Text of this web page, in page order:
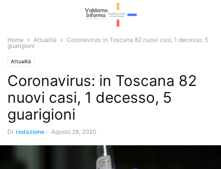
Home Attualità
Coronavirus: in Toscana 82 nuovi casi, 1 decesso, 5
guarigioni
Attualità
Coronavirus: in Toscana 82
nuovi casi, 1 decesso, 5
guarigioni
Di redazione - Agosto 28, 2020